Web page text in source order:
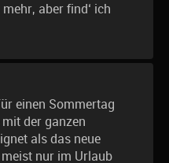
aber find‘ ich
einen Sommertag
der ganzen
als das neue
nur im Urlaub